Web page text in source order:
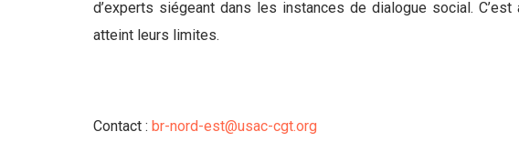
d’experts siégeant dans les instances de dialogue social.
atteint leurs limites.
Contact : br-nord-est@usac-cgt.org